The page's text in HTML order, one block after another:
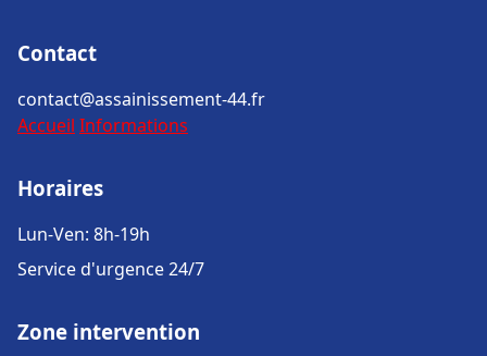
Contact
contact@assainissement-44.fr
Accueil Informations
Horaires
Lun-Ven: 8h-19h
Service d'urgence 24/7
Zone intervention